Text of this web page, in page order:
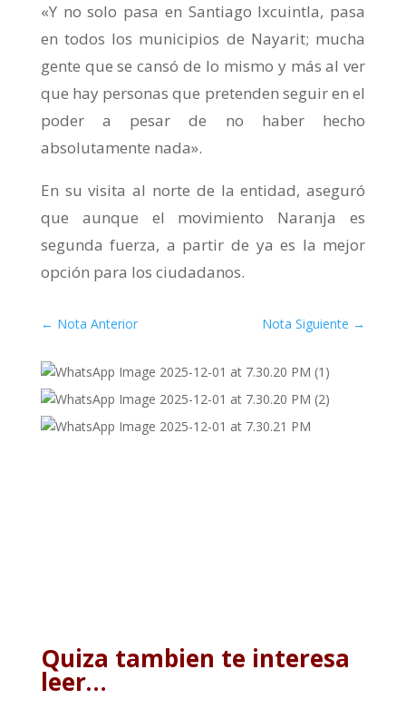
«Y no solo pasa en Santiago Ixcuintla, pasa
en todos los municipios de Nayarit; mucha
gente que se cansó de lo mismo y más al ver
que hay personas que pretenden seguir en el
poder a pesar de no haber hecho
absolutamente nada».
En su visita al norte de la entidad, aseguró
que aunque el movimiento Naranja es
segunda fuerza, a partir de ya es la mejor
opción para los ciudadanos.
← Nota Anterior Nota Siguiente →
Quiza tambien te interesa
leer…